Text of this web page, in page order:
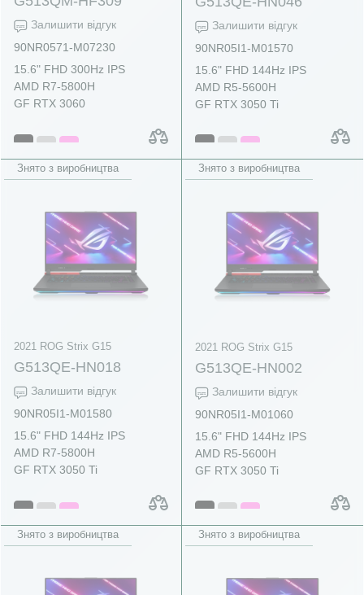
Залишити відгук
90NR0571-M07230
15.6" FHD 300Hz IPS
AMD R7-5800H
GF RTX 3060
Залишити відгук
90NR05I1-M01570
15.6" FHD 144Hz IPS
AMD R5-5600H
GF RTX 3050 Ti
Знято з виробництва
2021 ROG Strix G15
G513QE-HN018
Залишити відгук
90NR05I1-M01580
15.6" FHD 144Hz IPS
AMD R7-5800H
GF RTX 3050 Ti
Знято з виробництва
2021 ROG Strix G15
G513QE-HN002
Залишити відгук
90NR05I1-M01060
15.6" FHD 144Hz IPS
AMD R5-5600H
GF RTX 3050 Ti
Знято з виробництва Знято з виробництва